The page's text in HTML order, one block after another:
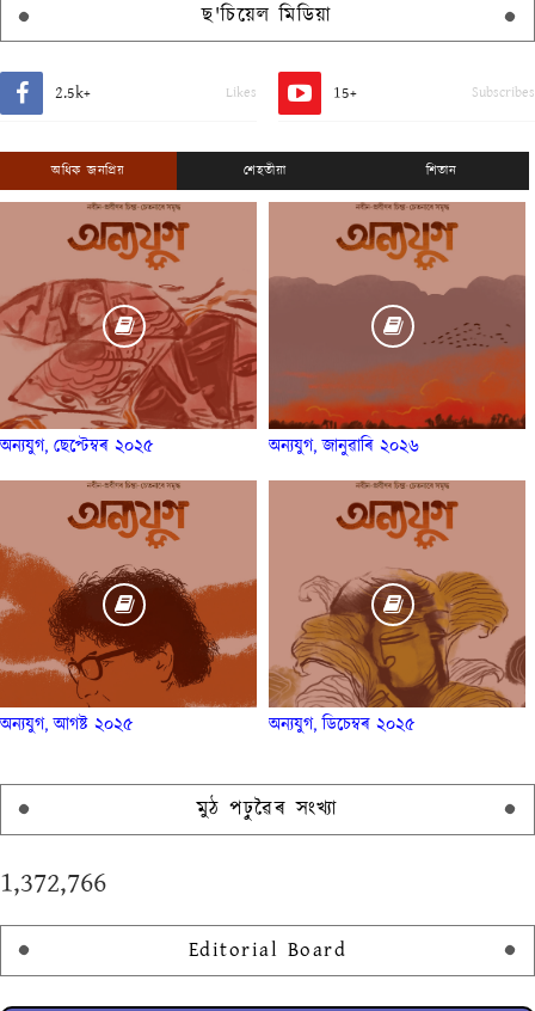
ছ'চিয়েল মিডিয়া
2.5k+ Likes 15+ Subscribes
অধিক জনপ্ৰিয় শেহতীয়া শিতান
অন্যযুগ, ছেপ্টেম্বৰ ২০২৫ অন্যযুগ, জানুৱাৰি ২০২৬
অন্যযুগ, আগষ্ট ২০২৫ অন্যযুগ, ডিচেম্বৰ ২০২৫
মুঠ পঢ়ুৱৈৰ সংখ্যা
1,372,766
Editorial Board